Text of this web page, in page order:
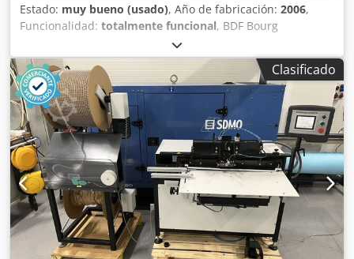
Estado: muy bueno (usado), Año de fabricación: 2006,
Funcionalidad: totalmente funcional, BDF Bourg
Document Finisher con alimentación manual para
inserción de juegos. Máquina revisada, cintas
transportadoras cambiadas, en excelente estado. Grapado,
doblado y corte frontal. 2 cabezales de grapado con
alambre de bobina. Funciones para grapa caballete,
bloque y en esquina. Ajuste de formato totalmente
automático. Conexión eléctrica 230V/50Hz, 400 kg. Incluye
4 bobinas de alambre para grapado. Datos técnicos en PDF
adjunto. ¡Excelente oportunidad a precio justo! Codpezaay
Nsfx Ah Hsrf
Clasificado